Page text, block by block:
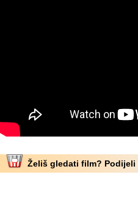
Želiš gledati film? Podijeli